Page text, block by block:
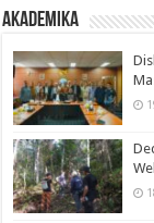
Akademika